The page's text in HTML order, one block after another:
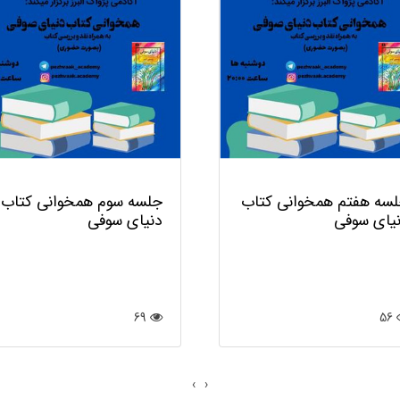
هفتم همخوانی کتاب
سوفی
جلسه سوم همخوانی کتاب
دنیای سوفی
‹
›